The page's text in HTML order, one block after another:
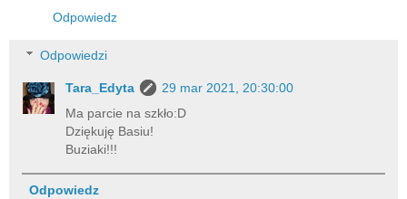
Odpowiedz
Odpowiedzi
Tara_Edyta
29 mar 2021, 20:30:00
Ma parcie na szkło:D
Dziękuję Basiu!
Buziaki!!!
Odpowiedz